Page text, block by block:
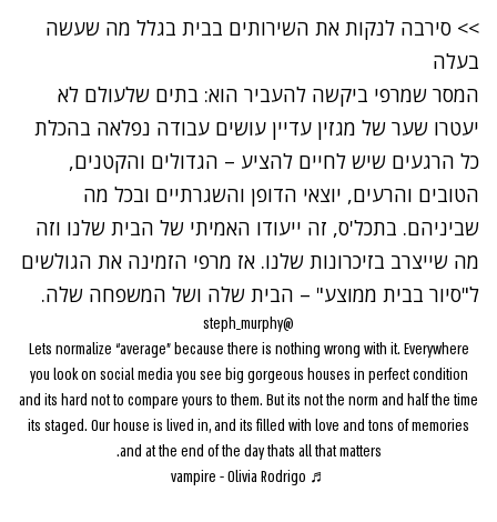
>> סירבה לנקות את השירותים בבית בגלל מה שעשה
בעלה
המסר שמרפי ביקשה להעביר הוא: בתים שלעולם לא
יעטרו שער של מגזין עדיין עושים עבודה נפלאה בהכלת
כל הרגעים שיש לחיים להציע – הגדולים והקטנים,
הטובים והרעים, יוצאי הדופן והשגרתיים ובכל מה
שביניהם. בתכל'ס, זה ייעודו האמיתי של הבית שלנו וזה
מה שייצרב בזיכרונות שלנו. אז מרפי הזמינה את הגולשים
ל"סיור בבית ממוצע" – הבית שלה ושל המשפחה שלה.
@steph_murphy
Lets normalize “average” because there is nothing wrong with it. Everywhere
you look on social media you see big gorgeous houses in perfect condition
and its hard not to compare yours to them. But its not the norm and half the time
its staged. Our house is lived in, and its filled with love and tons of memories
and at the end of the day thats all that matters.
♬ vampire - Olivia Rodrigo